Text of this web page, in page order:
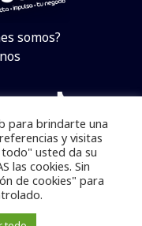
somos?
YouTube
TikTok
reservados.
total o parcial sin
para brindarte una
y visitas
usted da su
las cookies. Sin
de cookies" para